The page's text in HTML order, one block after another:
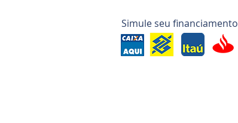
Simule seu financiamento